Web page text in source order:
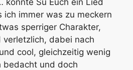
könnte Su Euch ein Lied
ich immer was zu meckern
sperriger Charakter,
verletzlich, dabei nach
cool, gleichzeitig wenig
bedacht und doch